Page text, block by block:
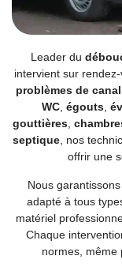
Leader du
intervient sur
problèmes de
WC, égouts,
gouttières,
septique, nos
offrir une
Nous
adapté à tous
matériel
Chaque
normes, même